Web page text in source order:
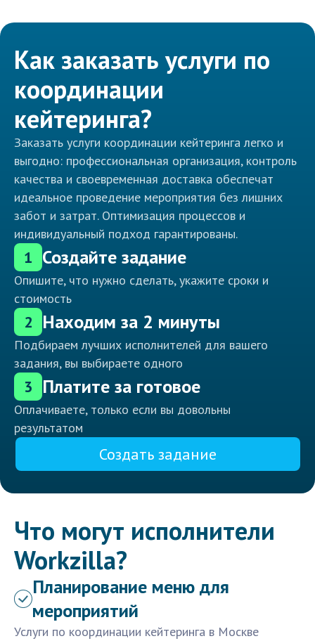
Как заказать услуги по
координации
кейтеринга?
Заказать услуги координации кейтеринга легко и
выгодно: профессиональная организация, контроль
качества и своевременная доставка обеспечат
идеальное проведение мероприятия без лишних
забот и затрат. Оптимизация процессов и
индивидуальный подход гарантированы.
1 Создайте задание
Опишите, что нужно сделать, укажите сроки и
стоимость
2 Находим за 2 минуты
Подбираем лучших исполнителей для вашего
задания, вы выбираете одного
3 Платите за готовое
Оплачиваете, только если вы довольны
результатом
Создать задание
Что могут исполнители
Workzilla?
Планирование меню для
мероприятий
Услуги по координации кейтеринга в Москве